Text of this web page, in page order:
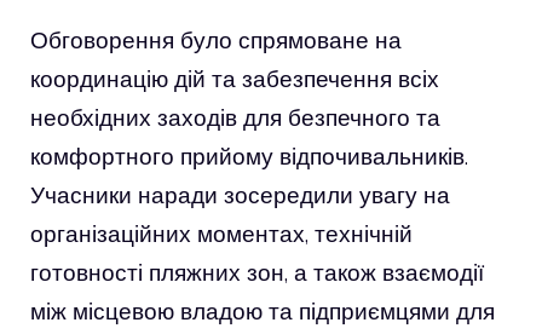
Обговорення було спрямоване на
координацію дій та забезпечення всіх
необхідних заходів для безпечного та
комфортного прийому відпочивальників.
Учасники наради зосередили увагу на
організаційних моментах, технічній
готовності пляжних зон, а також взаємодії
між місцевою владою та підприємцями для